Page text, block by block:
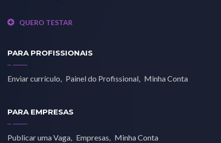
QUERO TESTAR
PARA PROFISSIONAIS
Enviar currículo Painel do Profissional Minha Conta
PARA EMPRESAS
Publicar uma Vaga Empresas Minha Conta